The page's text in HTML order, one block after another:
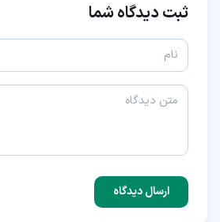
ثبت دیدگاه شما
ارسال دیدگاه